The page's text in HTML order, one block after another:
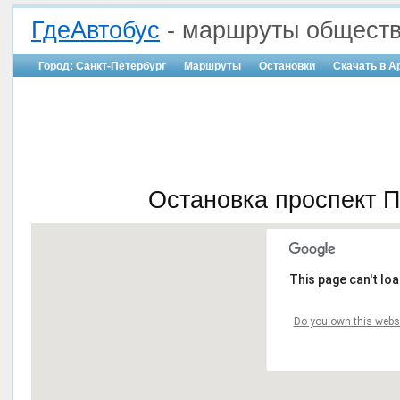
ГдеАвтобус - маршруты
Город: Санкт-Петербург Маршруты Остановки Скачать в
Остановка проспект
This page can't
Do you own this